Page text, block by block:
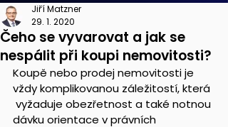
Čeho se vyvarovat a jak se
nespálit při koupi nemovitosti?
Jiří Matzner
29. 1. 2020
Koupě nebo prodej nemovitosti je
vždy komplikovanou záležitostí, která
vyžaduje obezřetnost a také notnou
dávku orientace v právních